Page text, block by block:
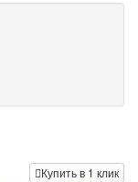
Купить в 1 клик